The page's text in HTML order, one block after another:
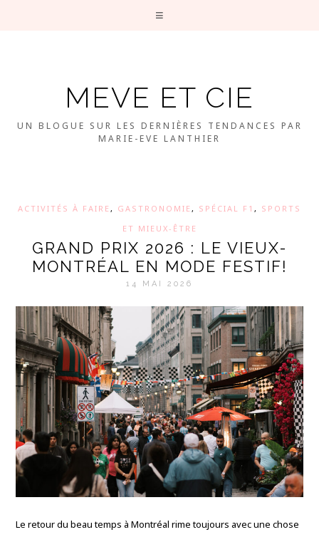
MEVE ET CIE
UN BLOGUE SUR LES DERNIÈRES TENDANCES PAR
MARIE-EVE LANTHIER
ACTIVITÉS À FAIRE, GASTRONOMIE, SPÉCIAL F1 , SPORTS
ET MIEUX-ÊTRE
GRAND PRIX 2026 : LE VIEUX-
MONTRÉAL EN MODE FESTIF!
14 MAI 2026
Le retour du beau temps à Montréal rime toujours avec une chose